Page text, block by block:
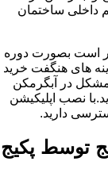
داخلی ساختمان
است بصورت دوره
های هنگفت خرید
در آبگرمکن
نصب اپلیکیشن
دارید.
توسط پکیج